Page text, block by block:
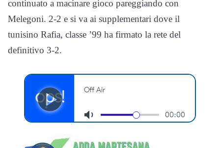
continuato a macinare gioco pareggiando con
Melegoni. 2-2 e si va ai supplementari dove il
tunisino Rafia, classe ’99 ha firmato la rete del
definitivo 3-2.